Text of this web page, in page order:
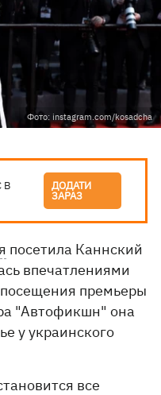
Фото: instagram.com/kosadcha
В ДОДАТИ
ЗАРАЗ
посетила Каннский
впечатлениями
посещения премьеры
"Автофикшн" она
у украинского
все